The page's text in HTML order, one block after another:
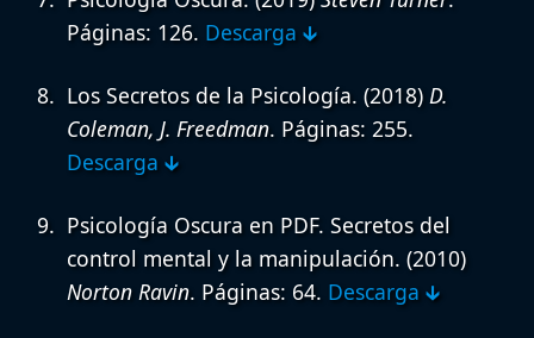
Páginas: 126. Descarga 🡳
Los Secretos de la Psicología. (2018) D.
Coleman, J. Freedman. Páginas: 255.
Descarga 🡳
Psicología Oscura en PDF. Secretos del
control mental y la manipulación. (2010)
Norton Ravin. Páginas: 64. Descarga 🡳